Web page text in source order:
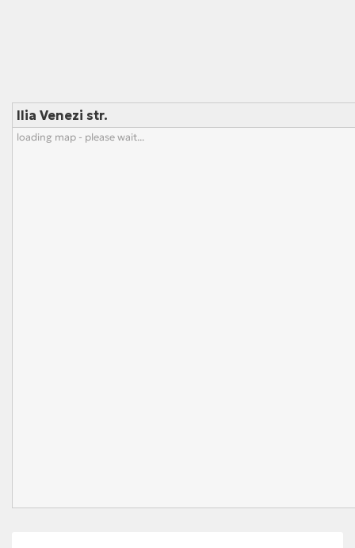
Ilia Venezi str.
loading map - please wait...